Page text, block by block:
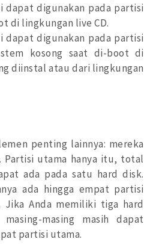
dapat digunakan pada partisi
di lingkungan live CD.
dapat digunakan pada partisi
kosong saat di-boot di
diinstal atau dari lingkungan
penting lainnya: mereka
Partisi utama hanya itu, total
ada pada satu hard disk.
ada hingga empat partisi
Jika Anda memiliki tiga hard
masing masih dapat
partisi utama.